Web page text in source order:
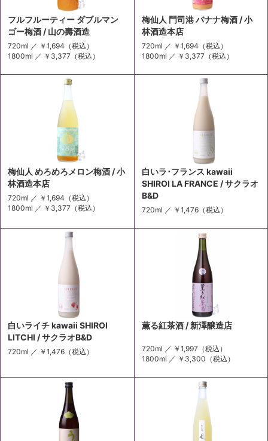
フルフルーティー ダブルマン
ゴー梅酒 / 山の壽酒造
720ml ／ ￥1,694 （税込）
1800ml ／ ￥3,377 （税込）
梅仙人 門司港 バナナ梅酒 / 小
林酒造本店
720ml ／ ￥1,694 （税込）
1800ml ／ ￥3,377 （税込）
梅仙人 めろめろメロン梅酒 / 小
林酒造本店
720ml ／ ￥1,694 （税込）
1800ml ／ ￥3,377 （税込）
白いラ･フランス kawaii
SHIROI LA FRANCE / サクラオ
B&D
720ml ／ ￥1,476（税込）
白いライチ kawaii SHIROI
LITCHI / サクラオB&D
720ml ／ ￥1,476 （税込）
薫る紅茶酒 / 新澤醸造店
720ml ／ ￥1,997 （税込）
1800ml ／ ￥3,300 （税込）